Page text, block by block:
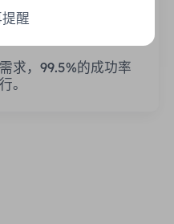
求，99.5%的成功率
。
醒